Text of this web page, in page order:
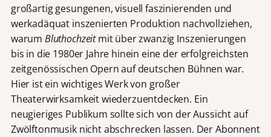
großartig gesungenen, visuell faszinierenden und
werkadäquat inszenierten Produktion nachvollziehen,
warum Bluthochzeitmit über zwanzig Inszenierungen
bis in die 1980er Jahre hinein eine der erfolgreichsten
zeitgenössischen Opern auf deutschen Bühnen war.
Hier ist ein wichtiges Werk von großer
Theaterwirksamkeit wiederzuentdecken. Ein
neugieriges Publikum sollte sich von der Aussicht auf
Zwölftonmusik nicht abschrecken lassen. Der Abonnent